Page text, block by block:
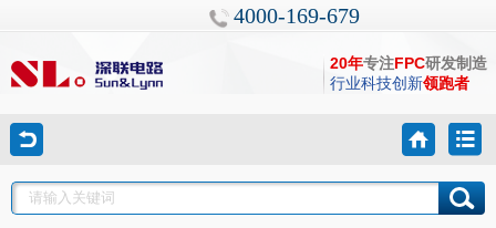
4000-169-679
20年专注FPC研发制造
行业科技创新领跑者